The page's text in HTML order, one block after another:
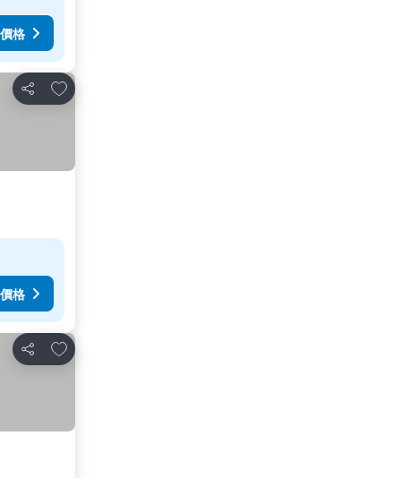
格
分享
加入我的最愛
格
分享
加入我的最愛